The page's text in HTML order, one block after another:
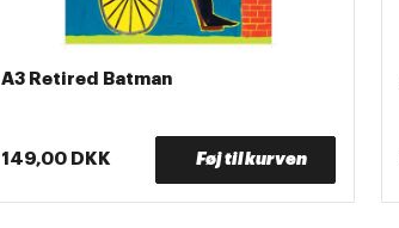
A3 Retired Batman
149,00 DKK Føj til kurven